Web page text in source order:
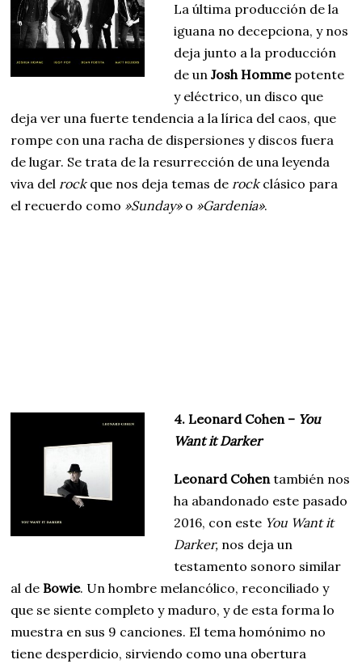
La última producción de la
iguana no decepciona, y nos
deja junto a la producción
de unJosh Hommepotente
y eléctrico, un disco que
deja ver una fuerte tendencia a la lírica del caos, que
rompe con una racha de dispersiones y discos fuera
de lugar. Se trata de la resurrección de una leyenda
viva delrockque nos deja temas derockclásico para
el recuerdo como »Sunday»o »Gardenia».
4. Leonard Cohen – You
Want it Darker
Leonard Cohentambién nos
ha abandonado este pasado
2016, con este You Want it
Darker, nos deja un
testamento sonoro similar
al de Bowie. Un hombre melancólico, reconciliado y
que se siente completo y maduro, y de esta forma lo
muestra en sus 9 canciones. El tema homónimo no
tiene desperdicio, sirviendo como una obertura